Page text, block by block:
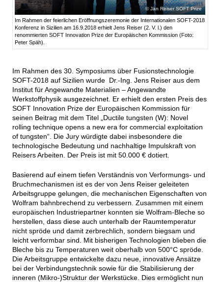
Jan Reiser SOFT Prize
Im Rahmen der feierlichen Eröffnungszeremonie der Internationalen SOFT-2018
Konferenz in Sizilien am 16.9.2018 erhielt Jens Reiser (2. V. l.) den
renommierten SOFT Innovation Prize der Europäischen Kommission (Foto:
Peter Späh).
Im Rahmen des 30. Symposiums über Fusionstechnologie
SOFT-2018 auf Sizilien wurde Dr.-Ing. Jens Reiser aus dem
Institut für Angewandte Materialien – Angewandte
Werkstoffphysik ausgezeichnet. Er erhielt den ersten Preis des
SOFT Innovation Prize der Europäischen Kommission für
seinen Beitrag mit dem Titel „Ductile tungsten (W): Novel
rolling technique opens a new era for commercial exploitation
of tungsten“. Die Jury würdigte dabei insbesondere die
technologische Bedeutung und nachhaltige Impulskraft von
Reisers Arbeiten. Der Preis ist mit 50.000 € dotiert.
Basierend auf einem tiefen Verständnis von Verformungs- und
Bruchmechanismen ist es der von Jens Reiser geleiteten
Arbeitsgruppe gelungen, die mechanischen Eigenschaften von
Wolfram bahnbrechend zu verbessern. Zusammen mit einem
europäischen Industriepartner konnten sie Wolfram-Bleche so
herstellen, dass diese auch unterhalb der Raumtemperatur
nicht spröde und damit zerbrechlich, sondern biegsam und
leicht verformbar sind. Mit bisherigen Technologien blieben die
Bleche bis zu Temperaturen weit oberhalb von 500°C spröde.
Die Arbeitsgruppe entwickelte dazu neue, innovative Ansätze
bei der Verbindungstechnik sowie für die Stabilisierung der
inneren (Mikro-)Struktur der Werkstücke. Dies ermöglicht nun